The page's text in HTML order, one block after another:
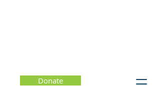
Donate